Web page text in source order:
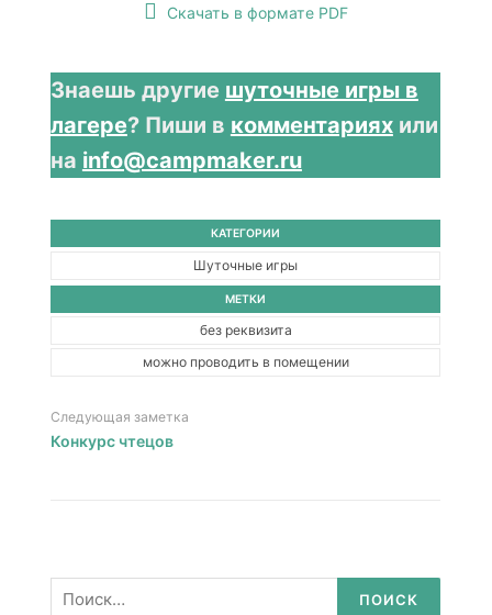
Скачать в формате PDF
Знаешь другие шуточные игры в
лагере? Пиши в комментарияхили
на info@campmaker.ru
КАТЕГОРИИ
Шуточные игры
МЕТКИ
без реквизита
можно проводить в помещении
Следующая заметка
Конкурс чтецов
Найти: